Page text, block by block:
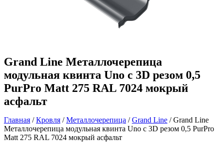
Grand Line Металлочерепица
модульная квинта Uno c 3D резом 0,5
PurPro Matt 275 RAL 7024 мокрый
асфальт
Главная /Кровля /Металлочерепица /Grand Line / Grand Line
Металлочерепица модульная квинта Uno c 3D резом 0,5 PurPro
Matt 275 RAL 7024 мокрый асфальт